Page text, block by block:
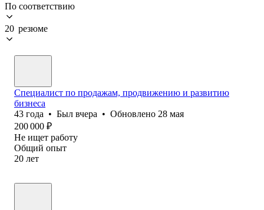
По соответствию
20 резюме
Специалист по продажам, продвижению и развитию
бизнеса
43 года • Был вчера • Обновлено 28 мая
200 000 ₽
Не ищет работу
Общий опыт
20 лет